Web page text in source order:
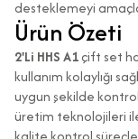
desteklemeyi
Ürün Özeti
2'Li HHS A1çift set
kullanım kolaylığı
uygun şekilde
üretim teknolojileri